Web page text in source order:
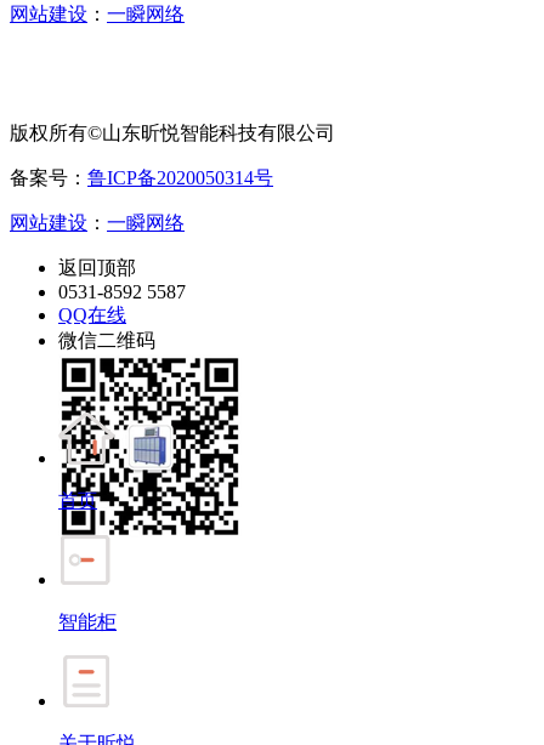
网站建设 ： 一瞬网络
版权所有©山东昕悦智能科技有限公司
备案号： 鲁ICP备2020050314号
网站建设 ： 一瞬网络
返回顶部
0531-8592 5587
QQ在线
微信二维码
首页
智能柜